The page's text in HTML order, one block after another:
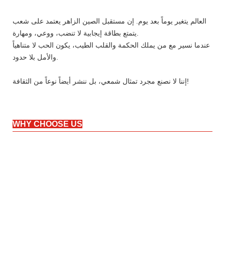
العالم يتغير يوماً بعد يوم. إن مستقبل الصين الزاهر يعتمد على شعب
عندما نسير مع من يملك الحكمة والقلب الطيب، يكون الحب لا متناهياً
إننا لا نصنع مجرد تمثال شمعي، بل ننشر أيضاً نوعاً من الثقافة!
WHY CHOOSE US